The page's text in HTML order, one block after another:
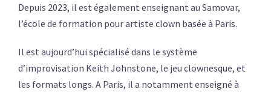
Depuis 2023, il est également enseignant au Samovar,
l’école de formation pour artiste clown basée à Paris.
Il est aujourd’hui spécialisé dans le système
d’improvisation Keith Johnstone, le jeu clownesque, et
les formats longs. A Paris, il a notamment enseigné à